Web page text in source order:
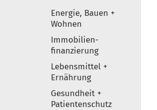
Elemente
Energie, Bauen +
Wohnen
Immobilien-
finanzierung
Lebensmittel +
Ernährung
Gesundheit +
Patientenschutz